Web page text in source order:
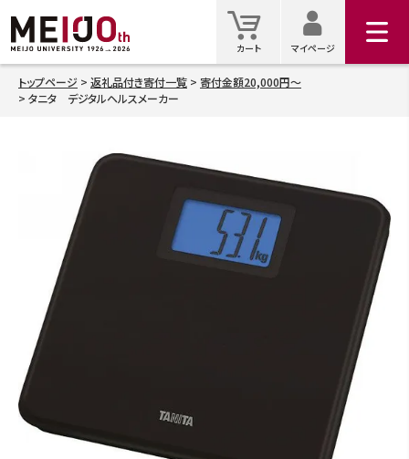
カート
カート
マイ
マイページ
トップページ 返礼品付き寄付一覧
寄付金額20,000円～
タニタ デジタルヘルスメーカー